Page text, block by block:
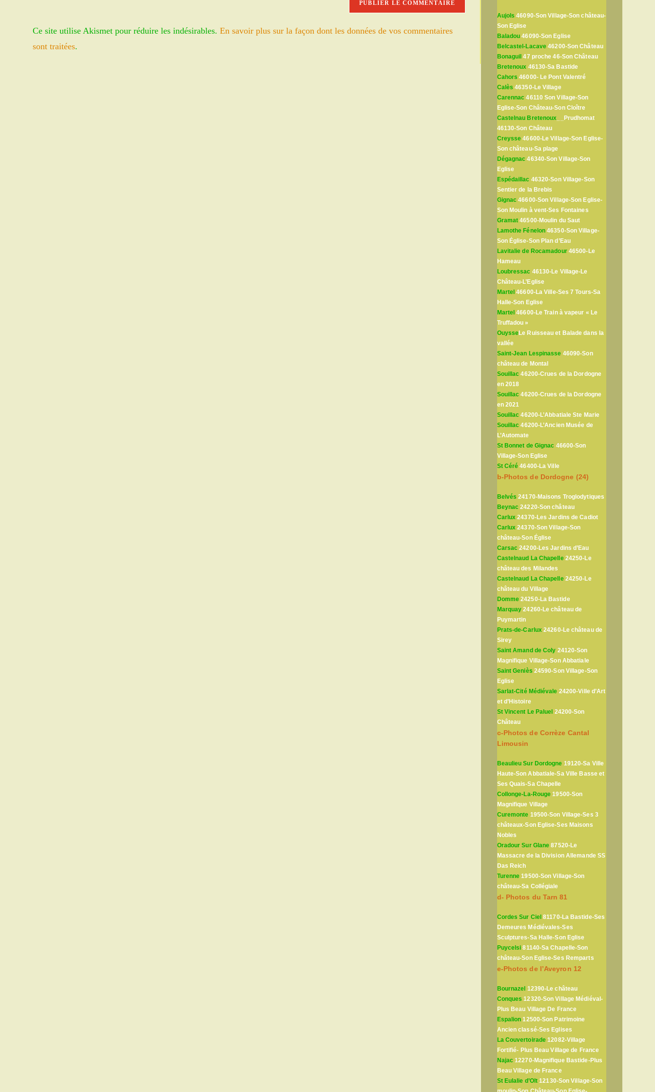
to
comment
(facultatif)
Ce site utilise Akismet pour réduire les indésirables.En savoir plus sur la façon dont les données de vos commentaires
sont traitées.
Aujols 46090-Son Village-Son château-
Son Eglise
Baladou 46090-Son Eglise
Belcastel-Lacave 46200-Son Château
Bonaguil 47 proche 46-Son Château
Bretenoux 46130-Sa Bastide
Cahors 46000- Le Pont Valentré
Calès 46350-Le Village
Carennac 46110 Son Village-Son
Eglise-Son Château-Son Cloître
Castelnau Bretenoux __Prudhomat
46130-Son Château
Creysse 46600-Le Village-Son Eglise-
Son château-Sa plage
Dégagnac 46340-Son Village-Son
Eglise
Espédaillac 46320-Son Village-Son
Sentier de la Brebis
Gignac 46600-Son Village-Son Eglise-
Son Moulin à vent-Ses Fontaines
Gramat 46500-Moulin du Saut
Lamothe Fénelon 46350-Son Village-
Son Église-Son Plan d’Eau
Lavitalie de Rocamadour46500-Le
Hameau
Loubressac 46130-Le Village-Le
Château-L’Eglise
Martel 46600-La Ville-Ses 7 Tours-Sa
Halle-Son Eglise
Martel 46600-Le Train à vapeur « Le
Truffadou »
OuysseLe Ruisseau et Balade dans la
vallée
Saint-Jean Lespinasse 46090-Son
château de Montal
Souillac 46200-Crues de la Dordogne
en 2018
Souillac 46200-Crues de la Dordogne
en 2021
Souillac 46200-L’Abbatiale Ste Marie
Souillac 46200-L’Ancien Musée de
L’Automate
St Bonnet de Gignac 46600-Son
Village-Son Eglise
St Céré 46400-La Ville
b-Photos de Dordogne (24)
Belvés 24170-Maisons Troglodytiques
Beynac 24220-Son château
Carlux 24370-Les Jardins de Cadiot
Carlux 24370-Son Village-Son
château-Son Église
Carsac 24200-Les Jardins d’Eau
Castelnaud La Chapelle24250-Le
château des Milandes
Castelnaud La Chapelle24250-Le
château du Village
Domme 24250-La Bastide
Marquay 24260-Le château de
Puymartin
Prats-de-Carlux 24260-Le château de
Sirey
Saint Amand de Coly 24120-Son
Magnifique Village-Son Abbatiale
Saint Geniès 24590-Son Village-Son
Eglise
Sarlat-Cité Médiévale 24200-Ville d’Art
et d’Histoire
St Vincent Le Paluel 24200-Son
Château
c-Photos de Corrèze Cantal
Limousin
Beaulieu Sur Dordogne 19120-Sa Ville
Haute-Son Abbatiale-Sa Ville Basse et
Ses Quais-Sa Chapelle
Collonge-La-Rouge 19500-Son
Magnifique Village
Curemonte 19500-Son Village-Ses 3
châteaux-Son Eglise-Ses Maisons
Nobles
Oradour Sur Glane 87520-Le
Massacre de la Division Allemande SS
Das Reich
Turenne 19500-Son Village-Son
château-Sa Collégiale
d- Photos du Tarn 81
Cordes Sur Ciel 81170-La Bastide-Ses
Demeures Médiévales-Ses
Sculptures-Sa Halle-Son Eglise
Puycelsi 81140-Sa Chapelle-Son
château-Son Eglise-Ses Remparts
e-Photos de l’Aveyron 12
Bournazel 12390-Le château
Conques 12320-Son Village Médiéval-
Plus Beau Village De France
Espalion 12500-Son Patrimoine
Ancien classé-Ses Eglises
La Couvertoirade 12082-Village
Fortifié- Plus Beau Village de France
Najac 12270-Magnifique Bastide-Plus
Beau Village de France
St Eulalie d’Olt 12130-Son Village-Son